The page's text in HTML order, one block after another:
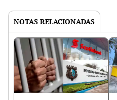
NOTAS RELACIONADAS